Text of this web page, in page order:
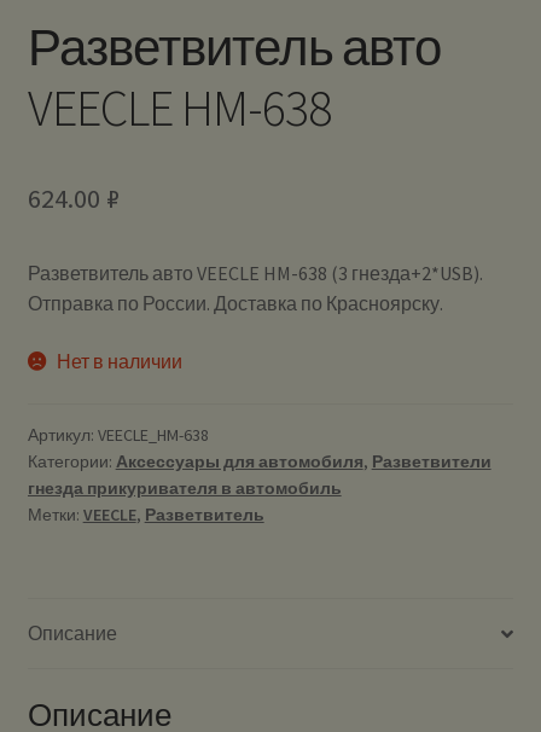
Разветвитель авто
VEECLE HM-638
624.00 ₽
Разветвитель авто VEECLE HM-638 (3 гнезда+2*USB).
Отправка по России. Доставка по Красноярску.
Нет в наличии
Артикул: VEECLE_HM-638
Категории: Аксессуары для автомобиля, Разветвители
гнезда прикуривателя в автомобиль
Метки: VEECLE, Разветвитель
Описание
Описание